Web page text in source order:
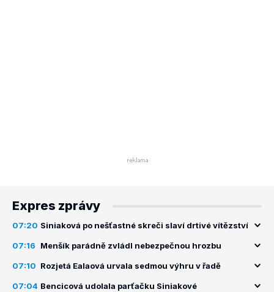
Expres zprávy
07:20 Siniaková po nešťastné skreči slaví drtivé vítězství
07:16 Menšík parádně zvládl nebezpečnou hrozbu
07:10 Rozjetá Ealaová urvala sedmou výhru v řadě
07:04 Bencicová udolala parťačku Siniakové